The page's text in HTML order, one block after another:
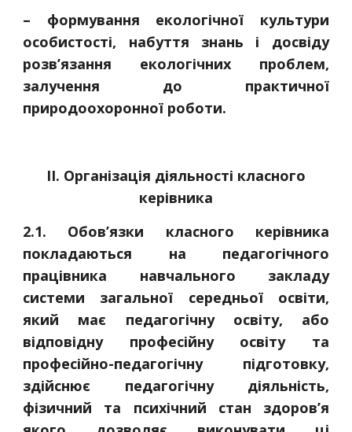
– формування екологічної культури
особистості, набуття знань і досвіду
розв’язання екологічних проблем,
залучення до практичної
природоохоронної роботи.
ІІ. Організація діяльності класного
керівника
2.1. Обов’язки класного керівника
покладаються на педагогічного
працівника навчального закладу
системи загальної середньої освіти,
який має педагогічну освіту, або
відповідну професійну освіту та
професійно-педагогічну підготовку,
здійснює педагогічну діяльність,
фізичний та психічний стан здоров’я